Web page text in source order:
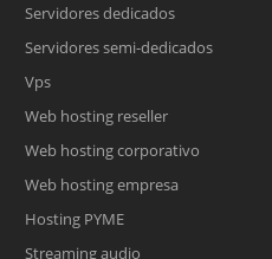
online
correo electrónico con el enlace a
reunión online.
a la brevedad.
Online
de línea. Complete el formulario
con sus datos personales.
Servidores dedicados
Servidores semi-dedicados
Vps
Web hosting reseller
Web hosting corporativo
Web hosting empresa
Hosting PYME
Streaming audio